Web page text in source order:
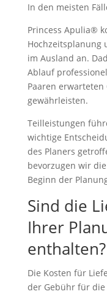
In den meisten
Princess Apulia®
Hochzeitsplanung
im Ausland an.
Ablauf
Paaren
gewährleisten.
Teilleistungen
wichtige
des Planers
bevorzugen wir
Beginn der
Sind die
Ihrer
enthalten?
Die Kosten für
der Gebühr für